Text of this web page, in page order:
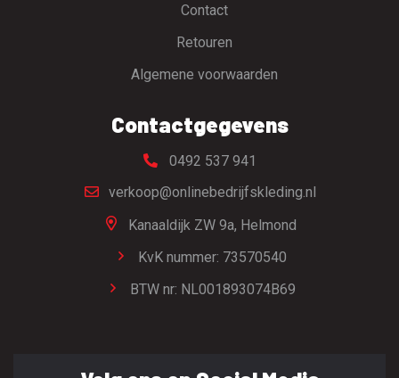
Contact
Retouren
Algemene voorwaarden
Contactgegevens
0492 537 941
verkoop@onlinebedrijfskleding.nl
Kanaaldijk ZW 9a, Helmond
KvK nummer: 73570540
BTW nr: NL001893074B69